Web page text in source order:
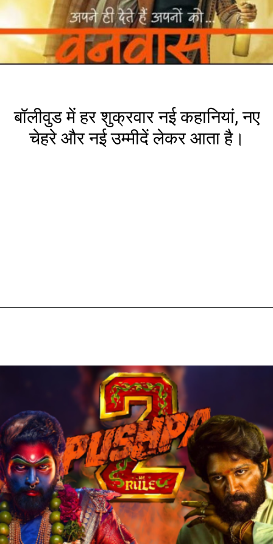
बॉलीवुड में हर शुक्रवार नई कहानियां, नए
चेहरे और नई उम्मीदें लेकर आता है।